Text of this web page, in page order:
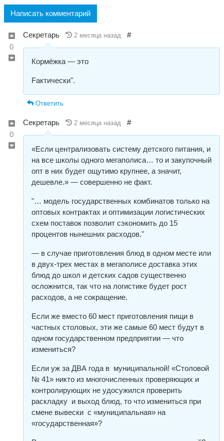
Написать комментарий
0
Секретарь 2 месяца назад #
Кормёжка — это
Fактически".
Ответить
0
Секретарь 2 месяца назад #
«Если централизовать систему детского питания, и
на все школы одного мегаполиса… то и закупочный
опт в них будет ощутимо крупнее, а значит,
дешевле.» — совершенно не факт.
"… модель государственных комбинатов только на
оптовых контрактах и оптимизации логистических
схем поставок позволит сэкономить до 15
процентов нынешних расходов."
— в случае приготовления блюд в одном месте или
в двух-трех местах в мегаполисе доставка этих
блюд до школ и детских садов существенно
осложнится, так что на логистике будет рост
расходов, а не сокращение.
Если же вместо 60 мест приготовления пищи в
частных столовых, эти же самые 60 мест будут в
одном государственном предприятии — что
измениться?
Если уж за ДВА года в муниципальной! «Столовой
№ 41» никто из многочисленных проверяющих и
контролирующих не удосужился проверить
раскладку и выход блюд, то что измениться при
смене вывески с «муниципальная» на
«государственная»?